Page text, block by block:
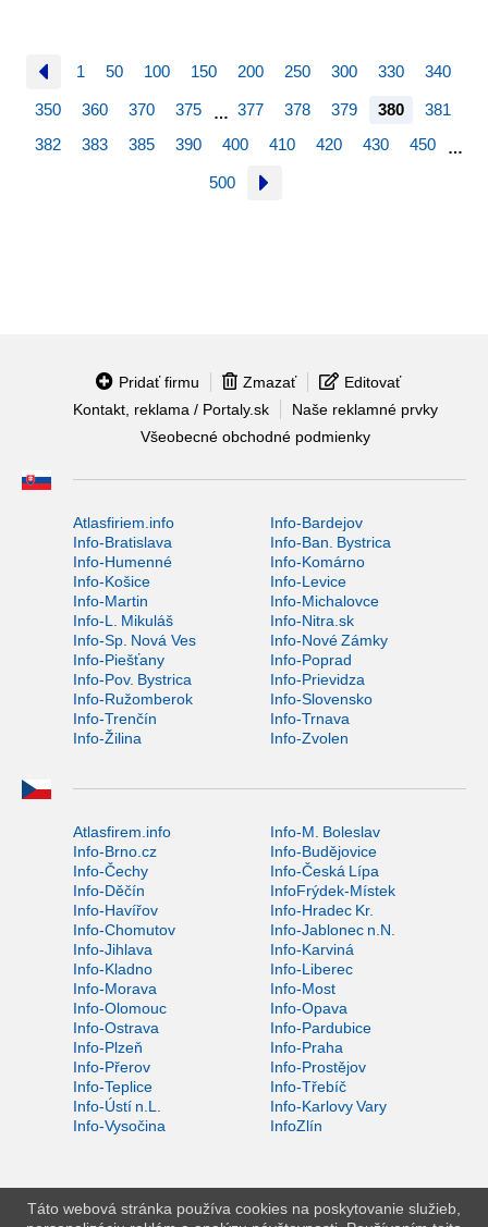
1 50 100 150 200 250 300 330 340
350 360 370 375 … 377 378 379 380
381
382
383 385 390 400 410 420 430 450 …
500
Pridať firmu Zmazať
Editovať
Kontakt, reklama / Portaly.sk
Naše reklamné prvky
Všeobecné obchodné podmienky
Atlasfiriem.info
Info-Bardejov
Info-Bratislava
Info-Ban. Bystrica
Info-Humenné
Info-Komárno
Info-Košice
Info-Levice
Info-Martin
Info-Michalovce
Info-L. Mikuláš
Info-Nitra.sk
Info-Sp. Nová Ves
Info-Nové Zámky
Info-Piešťany
Info-Poprad
Info-Pov. Bystrica
Info-Prievidza
Info-Ružomberok
Info-Slovensko
Info-Trenčín
Info-Trnava
Info-Žilina
Info-Zvolen
Atlasfirem.info
Info-M. Boleslav
Info-Brno.cz
Info-Budějovice
Info-Čechy
Info-Česká Lípa
Info-Děčín
InfoFrýdek-Místek
Info-Havířov
Info-Hradec Kr.
Info-Chomutov
Info-Jablonec n.N.
Info-Jihlava
Info-Karviná
Info-Kladno
Info-Liberec
Info-Morava
Info-Most
Info-Olomouc
Info-Opava
Info-Ostrava
Info-Pardubice
Info-Plzeň
Info-Praha
Info-Přerov
Info-Prostějov
Info-Teplice
Info-Třebíč
Info-Ústí n.L.
Info-Karlovy Vary
Info-Vysočina
InfoZlín
Táto webová stránka používa cookies na poskytovanie služieb,